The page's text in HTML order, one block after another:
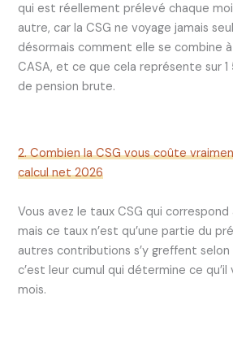
qui est réellement prélevé chaque
autre, car la CSG ne voyage jamais
désormais comment elle se combine à
CASA, et ce que cela représente sur
de pension brute.
2. Combien la CSG vous coûte
calcul net 2026
Vous avez le taux CSG qui
mais ce taux n’est qu’une partie du
autres contributions s’y greffent
c’est leur cumul qui détermine ce
mois.